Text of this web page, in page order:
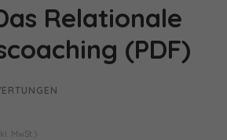
Relationale
(PDF)
MwSt.)